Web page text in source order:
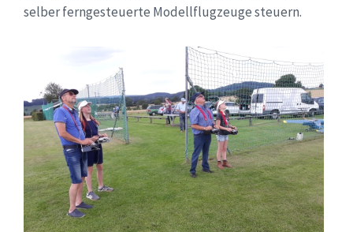
selber ferngesteuerte Modellflugzeuge steuern.